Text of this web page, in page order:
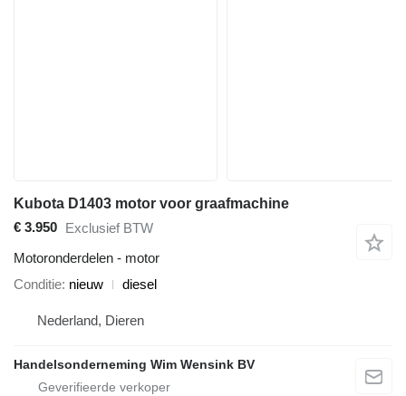
Kubota D1403 motor voor graafmachine
€ 3.950 Exclusief BTW
Motoronderdelen - motor
Conditie nieuw diesel
Nederland, Dieren
Handelsonderneming Wim Wensink BV